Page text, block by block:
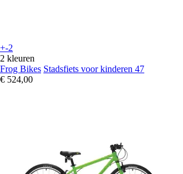
+-2
2 kleuren
Frog Bikes Stadsfiets voor kinderen 47
€ 524,00